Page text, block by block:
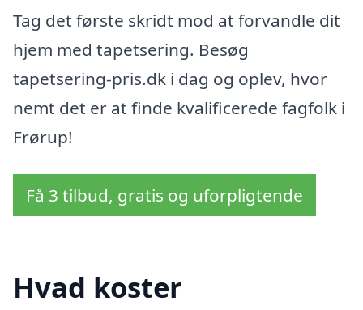
Tag det første skridt mod at forvandle dit
hjem med tapetsering. Besøg
tapetsering-pris.dk i dag og oplev, hvor
nemt det er at finde kvalificerede fagfolk i
Frørup!
Få 3 tilbud, gratis og uforpligtende
Hvad koster